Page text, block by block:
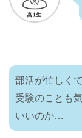
部活が忙しく
受験のことも
いいのか…